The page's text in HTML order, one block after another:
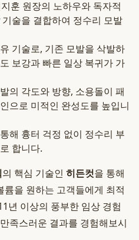
훈 원장의 노하우와 독자적
기술을 결합하여 정수리 모발
기술로, 기존 모발을 삭발하
보강과 빠른 일상 복귀가 가
의 각도와 방향, 소용돌이 패
으로 미적인 완성도를 높입니
해 흉터 걱정 없이 정수리 부
합니다.
의 핵심 기술인 히든컷을 통해
을 원하는 고객들에게 최적
년 이상의 풍부한 임상 경험
족스러운 결과를 경험해보시